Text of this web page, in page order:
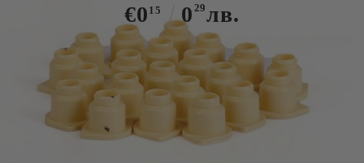
€0 15 0 29лв.
Има в наличност 500броя